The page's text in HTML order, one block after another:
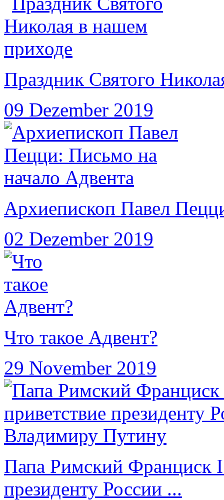
Праздник Святого
09 Dezember 2019
Архиепископ Павел
02 Dezember 2019
Что такое Адвент?
29 November 2019
Папа Римский Франциск I
президенту России ...